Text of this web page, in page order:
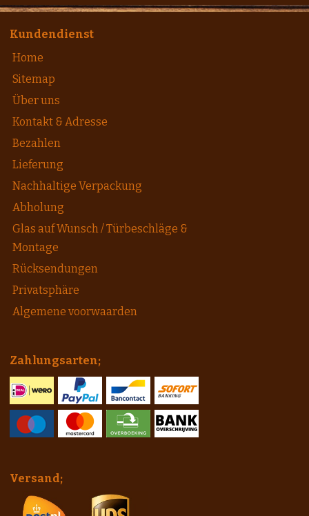
Kundendienst
Home
Sitemap
Über uns
Kontakt & Adresse
Bezahlen
Lieferung
Nachhaltige Verpackung
Abholung
Glas auf Wunsch / Türbeschläge &
Montage
Rücksendungen
Privatsphäre
Algemene voorwaarden
Zahlungsarten;
Versand;